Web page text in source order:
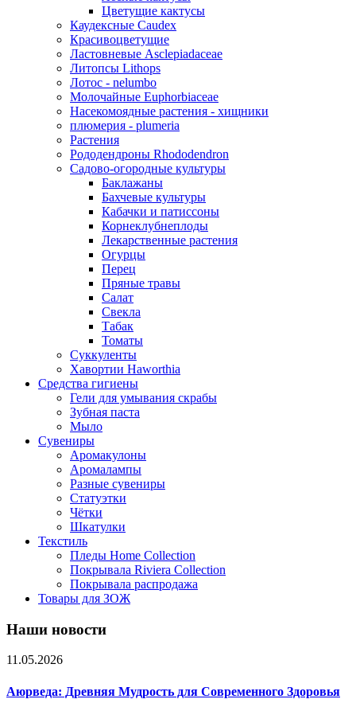
Цветущие кактусы
Каудексные Caudex
Красивоцветущие
Ластовневые Asclepiadaceae
Литопсы Lithops
Лотос - nelumbo
Молочайные Euphorbiaceae
Насекомоядные растения - хищники
плюмерия - plumeria
Растения
Рододендроны Rhododendron
Садово-огородные культуры
Баклажаны
Бахчевые культуры
Кабачки и патиссоны
Корнеклубнеплоды
Лекарственные растения
Огурцы
Перец
Пряные травы
Салат
Свекла
Табак
Томаты
Суккуленты
Хавортии Haworthia
Средства гигиены
Гели для умывания скрабы
Зубная паста
Мыло
Сувениры
Аромакулоны
Аромалампы
Разные сувениры
Статуэтки
Чётки
Шкатулки
Текстиль
Пледы Home Collection
Покрывала Riviera Collection
Покрывала распродажа
Товары для ЗОЖ
Наши новости
11.05.2026
Аюрведа: Древняя Мудрость для Современного Здоровья